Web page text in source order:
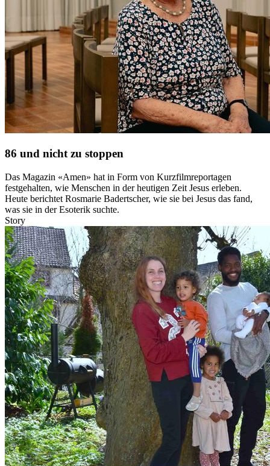
86 und nicht zu stoppen
Das Magazin «Amen» hat in Form von Kurzfilmreportagen
festgehalten, wie Menschen in der heutigen Zeit Jesus erleben.
Heute berichtet Rosmarie Badertscher, wie sie bei Jesus das fand,
was sie in der Esoterik suchte.
Story